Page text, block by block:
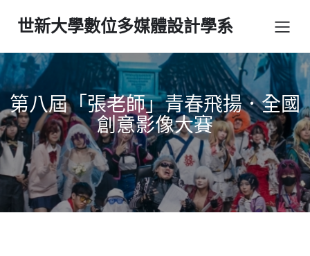
世新大學數位多媒體設計學系
第八屆「張老師」青春飛揚．全國
創意影像大賽